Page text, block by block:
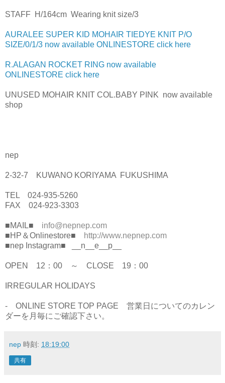
STAFF H/164cm Wearing knit size/3
AURALEE SUPER KID MOHAIR TIEDYE KNIT P/O
SIZE/0/1/3 now available ONLINESTORE click here
R.ALAGAN ROCKET RING now available
ONLINESTORE click here
UNUSED MOHAIR KNIT COL.BABY PINK now available
shop
nep
2-32-7 KUWANO KORIYAMA FUKUSHIMA
TEL 024-935-5260
FAX 024-923-3303
■MAIL■ info@nepnep.com
■HP＆Onlinestore■
http://www.nepnep.com
■nep Instagram■ __n__e__p__
OPEN 12：00 ～ CLOSE 19：00
IRREGULAR HOLIDAYS
- ONLINE STORE TOP PAGE 営業日についてのカレン
ダーを月毎にご確認下さい。
nep 時刻: 18:19:00
共有